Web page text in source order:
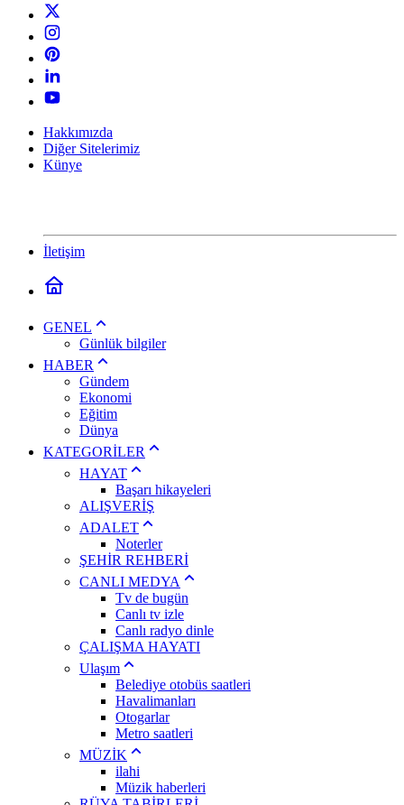
Hakkımızda
Diğer Sitelerimiz
Künye
İletişim
GENEL
Günlük bilgiler
HABER
Gündem
Ekonomi
Eğitim
Dünya
KATEGORİLER
HAYAT
Başarı hikayeleri
ALIŞVERİŞ
ADALET
Noterler
ŞEHİR REHBERİ
CANLI MEDYA
Tv de bugün
Canlı tv izle
Canlı radyo dinle
ÇALIŞMA HAYATI
Ulaşım
Belediye otobüs saatleri
Havalimanları
Otogarlar
Metro saatleri
MÜZİK
ilahi
Müzik haberleri